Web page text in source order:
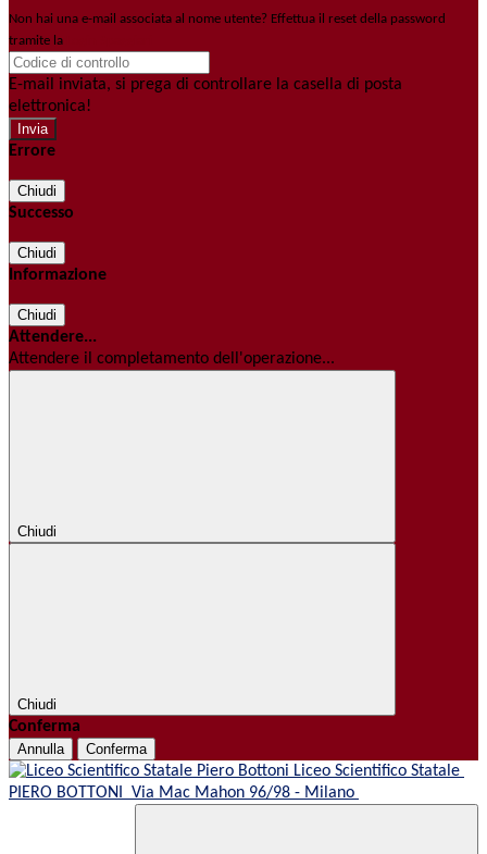
Non hai una e-mail associata al nome utente? Effettua il reset della password
tramite la
E-mail inviata, si prega di controllare la casella di posta
elettronica!
Errore
Chiudi
Successo
Chiudi
Informazione
Chiudi
Attendere...
Attendere il completamento dell'operazione...
Chiudi
Chiudi
Conferma
Annulla Conferma
Liceo Scientifico Statale
PIERO BOTTONI Via Mac Mahon 96/98 - Milano